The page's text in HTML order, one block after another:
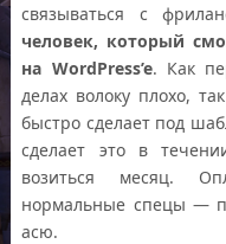
связываться с
человек, который
на WordPress’e. Как
делах волоку плохо,
быстро сделает под
сделает это в
возиться месяц.
нормальные спецы —
асю.